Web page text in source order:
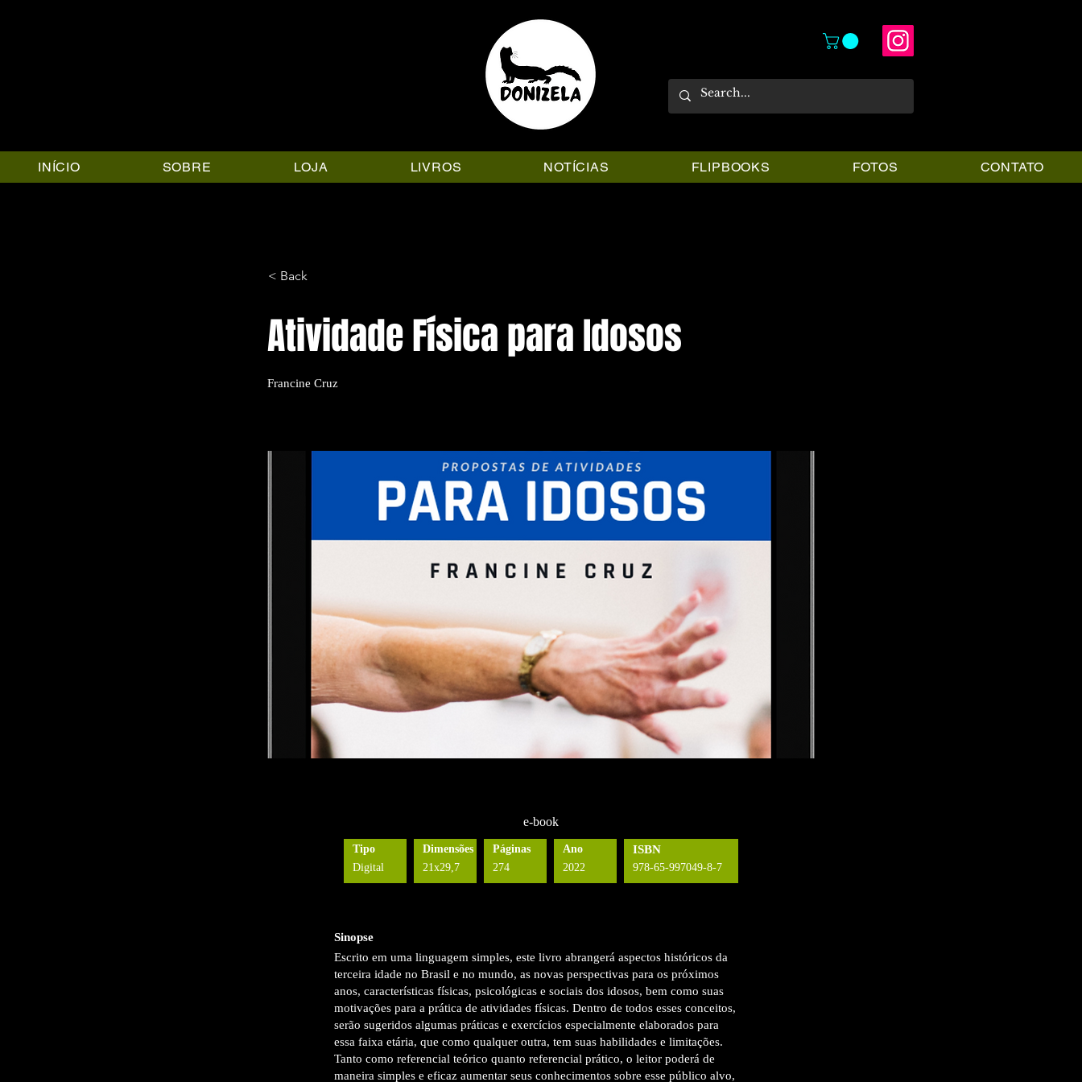
INÍCIO SOBRE LOJA LIVROS NOTÍCIAS FLIPBOOKS FOTOS CONTATO
< Back
Atividade Física para Idosos
Francine Cruz
e-book
Tipo
Digital
Dimensões
21x29,7
Páginas
274
Ano
2022
ISBN
978-65-997049-8-7
Sinopse
Escrito em uma linguagem simples, este livro abrangerá aspectos históricos da
terceira idade no Brasil e no mundo, as novas perspectivas para os próximos
anos, características físicas, psicológicas e sociais dos idosos, bem como suas
motivações para a prática de atividades físicas. Dentro de todos esses conceitos,
serão sugeridos algumas práticas e exercícios especialmente elaborados para
essa faixa etária, que como qualquer outra, tem suas habilidades e limitações.
Tanto como referencial teórico quanto referencial prático, o leitor poderá de
maneira simples e eficaz aumentar seus conhecimentos sobre esse público alvo,